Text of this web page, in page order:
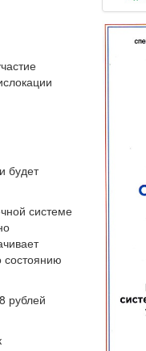
будет
системе
состоянию
рублей